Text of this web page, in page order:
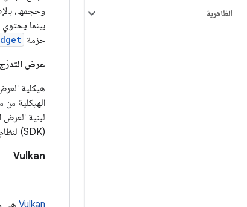
الظاهرية
وحجمها،
بينما
حزمة
عرض
هيكلية
الهيكلية
لبنية
(SDK) لنظام التشغيل Android.
Vulkan
Vulkan هي